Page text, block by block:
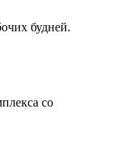
будней.
со